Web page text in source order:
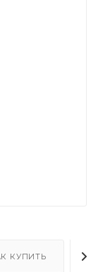
КУПИТЬ